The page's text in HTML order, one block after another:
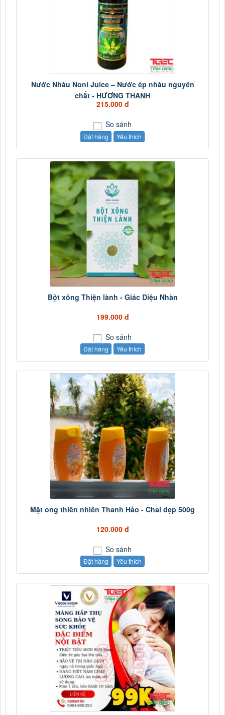
Nước Nhàu Noni Juice – Nước ép nhàu nguyên
chất - HƯƠNG THANH
215.000 đ
So sánh
Đặt hàng Yêu thích
Bột xông Thiện lành - Giác Diệu Nhàn
199.000 đ
So sánh
Đặt hàng Yêu thích
Mật ong thiên nhiên Thanh Hảo - Chai dẹp 500g
120.000 đ
So sánh
Đặt hàng Yêu thích